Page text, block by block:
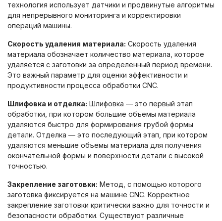
технология использует датчики и продвинутые алгоритмы
для непрерывного мониторинга и корректировки
операций машины.
Скорость удаления материала: Скорость удаления
материала обозначает количество материала, которое
удаляется с заготовки за определенный период времени.
Это важный параметр для оценки эффективности и
продуктивности процесса обработки CNC.
Шлифовка и отделка: Шлифовка — это первый этап
обработки, при котором большие объемы материала
удаляются быстро для формирования грубой формы
детали. Отделка — это последующий этап, при котором
удаляются меньшие объемы материала для получения
окончательной формы и поверхности детали с высокой
точностью.
Закрепление заготовки: Метод, с помощью которого
заготовка фиксируется на машине CNC. Корректное
закрепление заготовки критически важно для точности и
безопасности обработки. Существуют различные